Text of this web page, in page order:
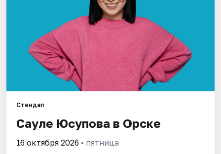
Площадки
Стендап
Сауле Юсупова в Орске
16 октября 2026 • пятница